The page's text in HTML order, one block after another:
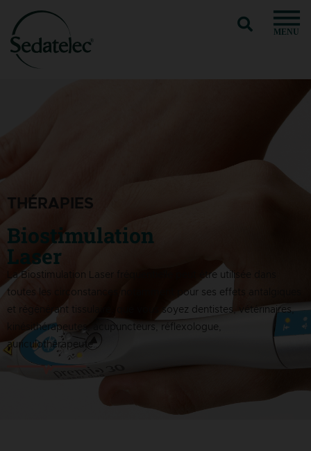
MENU
THÉRAPIES
Biostimulation
Laser
La Biostimulation Laser fréquentielle peut être utilisée dans
toutes les circonstances notamment pour ses effets antalgiques
et régénérant tissulaire, que vous soyez dentistes, vétérinaires,
kinésithérapeutes, acupuncteurs, réflexologue,
auriculothérapeute…